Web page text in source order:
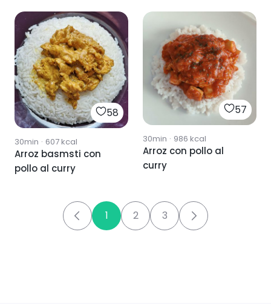
58
30min · 607kcal
Arroz basmsti con
pollo al curry
57
30min · 986 kcal
Arroz con pollo al
curry
1 2 3